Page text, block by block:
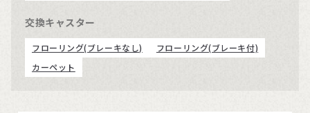
交換キャスター
フローリング(ブレーキなし)
フローリング(ブレーキ付)
カーペット